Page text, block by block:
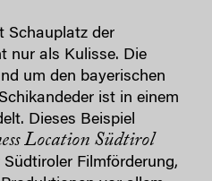
Schauplatz der
nur als Kulisse. Die
um den bayerischen
ist in einem
Dieses Beispiel
Location Südtirol
Filmförderung,